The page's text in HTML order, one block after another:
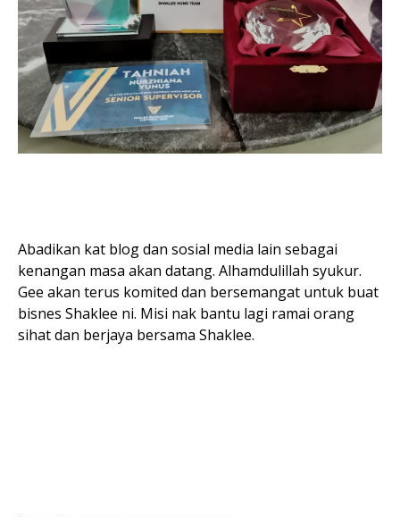
Abadikan kat blog dan sosial media lain sebagai
kenangan masa akan datang. Alhamdulillah syukur.
Gee akan terus komited dan bersemangat untuk buat
bisnes Shaklee ni. Misi nak bantu lagi ramai orang
sihat dan berjaya bersama Shaklee.